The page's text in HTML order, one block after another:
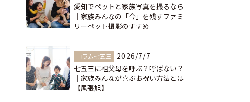
愛知でペットと家族写真を撮るなら
｜家族みんなの「今」を残すファミ
リーペット撮影のすすめ
コラム七五三
2026/7/7
七五三に祖父母を呼ぶ？呼ばない？
｜家族みんなが喜ぶお祝い方法とは
【尾張旭】